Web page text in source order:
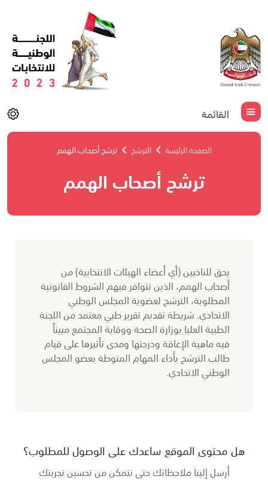
القائمة
الصفحة الرئيسة الترشح ترشح أصحاب الهمم
ترشح أصحاب الهمم
يحق للناخبين (أي أعضاء الهيئات الانتخابية) من
أصحاب الهمم، الذين تتوافر فيهم الشروط القانونية
المطلوبة، الترشح لعضوية المجلس الوطني
الاتحادي. شريطة تقديم تقرير طبي معتمد من اللجنة
الطبية العليا بوزارة الصحة ووقاية المجتمع مبيناً
فيه ماهية الإعاقة ودرجتها ومدى تأثيرها على قيام
طالب الترشح بأداء المهام المنوطة بعضو المجلس
الوطني الاتحادي.
هل محتوى الموقع ساعدك على الوصول للمطلوب؟
أرسل إلينا ملاحظاتك حتى نتمكن من تحسين تجربتك